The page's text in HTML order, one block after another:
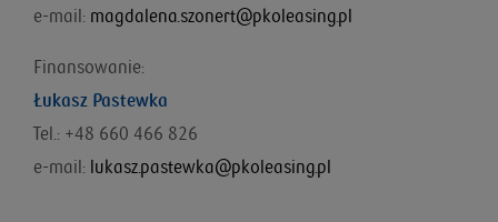
e-mail: magdalena.szonert@pkoleasing.pl
Finansowanie:
Łukasz Pastewka
Tel.: +48 660 466 826
e-mail: lukasz.pastewka@pkoleasing.pl